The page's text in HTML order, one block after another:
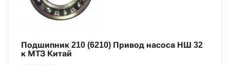
Подшипник 210 (6210) Привод насоса НШ 32
к МТЗ Китай